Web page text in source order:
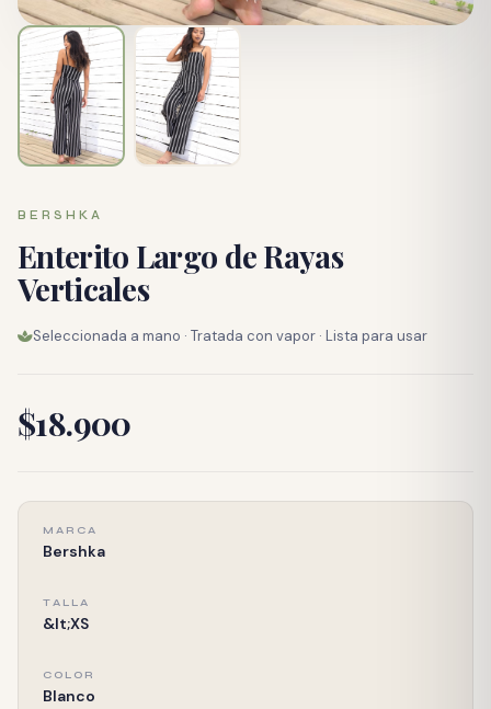
BERSHKA
Enterito Largo de Rayas
Verticales
Seleccionada a mano · Tratada con vapor · Lista para usar
$18.900
MARCA
Bershka
TALLA
&lt;XS
COLOR
Blanco